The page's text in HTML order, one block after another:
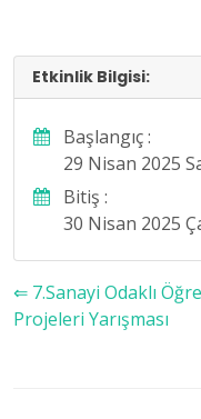
Etkinlik Bilgisi:
Başlangıç :
29 Nisan 2025
Bitiş :
30 Nisan 2025
⇐ 7.Sanayi Odaklı
Projeleri Yarışması